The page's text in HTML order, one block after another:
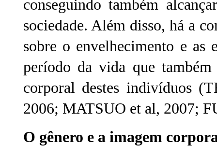
conseguindo também
sociedade. Além disso, há a
sobre o envelhecimento e as
período da vida que
corporal destes indivíduos
2006; MATSUO et al, 2007;
O gênero e a imagem